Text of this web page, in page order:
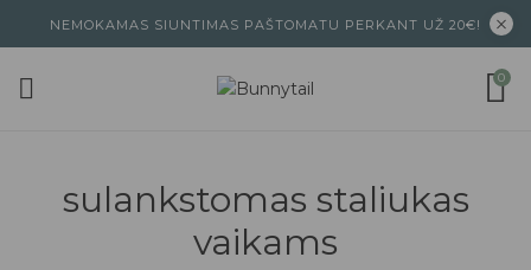
NEMOKAMAS SIUNTIMAS PAŠTOMATU PERKANT UŽ 20€!
0
sulankstomas staliukas
vaikams